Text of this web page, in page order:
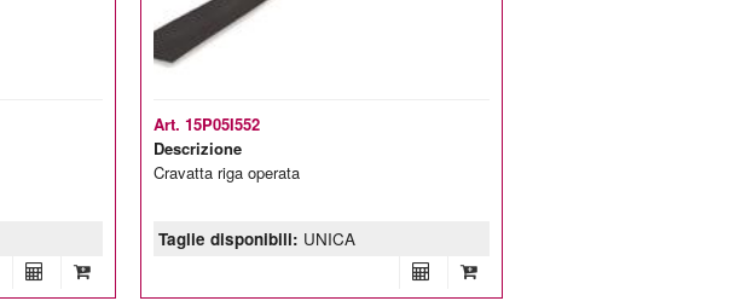
Art. 15P05I552
Descrizione
Cravatta riga operata
Taglie disponibili: UNICA